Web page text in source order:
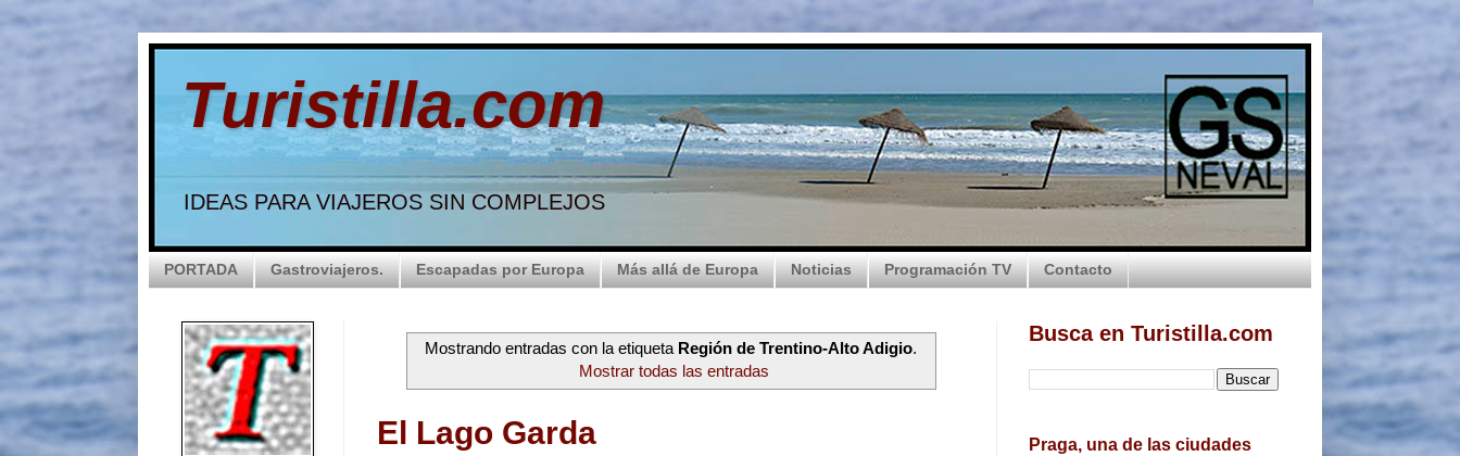
Turistilla.com
IDEAS PARA VIAJEROS SIN COMPLEJOS
PORTADA Gastroviajeros. Escapadas por Europa Más allá de Europa Noticias Programación TV Contacto
Mostrando entradas con la etiqueta Región de Trentino-Alto Adigio.
Mostrar todas las entradas
El Lago Garda
Busca en Turistilla.com
Praga, una de las ciudades